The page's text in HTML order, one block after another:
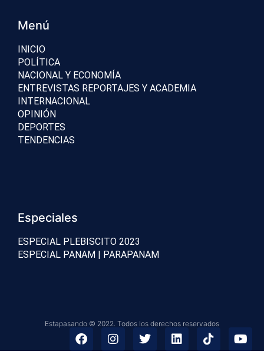
Menú
INICIO
POLÍTICA
NACIONAL Y ECONOMÍA
ENTREVISTAS REPORTAJES Y ACADEMIA
INTERNACIONAL
OPINIÓN
DEPORTES
TENDENCIAS
Especiales
ESPECIAL PLEBISCITO 2023
ESPECIAL PANAM | PARAPANAM
Estapasando © 2022. Todos los derechos reservados